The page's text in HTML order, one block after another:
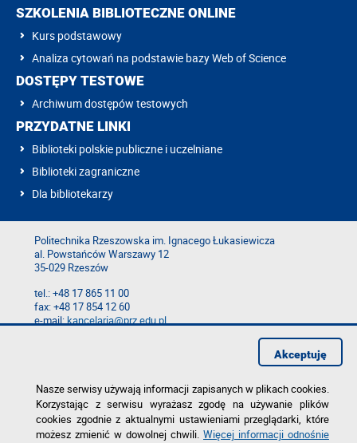
SZKOLENIA BIBLIOTECZNE ONLINE
Kurs podstawowy
Analiza cytowań na podstawie bazy Web of Science
DOSTĘPY TESTOWE
Archiwum dostępów testowych
PRZYDATNE LINKI
Biblioteki polskie publiczne i uczelniane
Biblioteki zagraniczne
Dla bibliotekarzy
Politechnika Rzeszowska im. Ignacego Łukasiewicza
al. Powstańców Warszawy 12
35-029 Rzeszów
tel.: +48 17 865 11 00
fax: +48 17 854 12 60
e-mail:kancelaria@prz.edu.pl
Zgłoś błąd na stronie
Nasze serwisy używają informacji zapisanych w plikach cookies.
Korzystając z serwisu wyrażasz zgodę na używanie plików
cookies zgodnie z aktualnymi ustawieniami przeglądarki, które
możesz zmienić w dowolnej chwili. Więcej informacji odnośnie
Akceptuję